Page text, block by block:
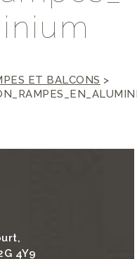
i nium
ET BALCONS >
4Y9